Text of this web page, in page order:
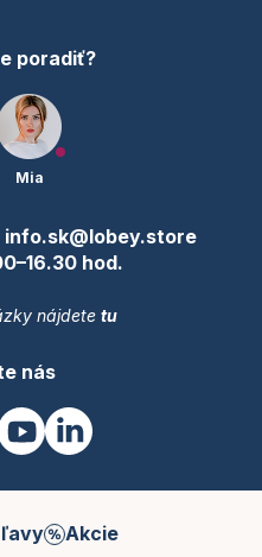
poradiť?
Mia
info.sk@lobey.store
hod.
nájdete tu
nás
Akcie